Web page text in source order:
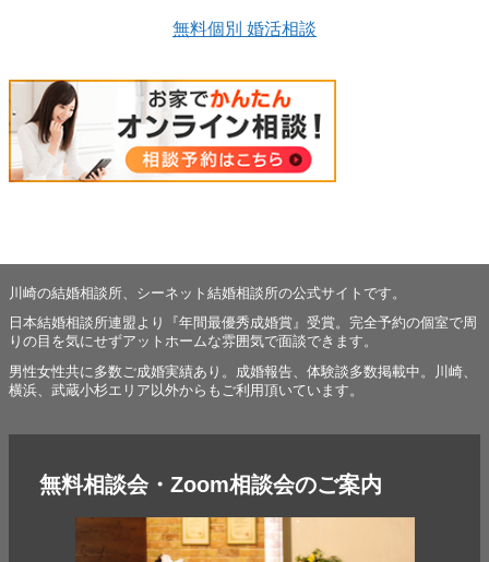
無料個別 婚活相談
川崎の結婚相談所、シーネット結婚相談所の公式サイトです。
日本結婚相談所連盟より『年間最優秀成婚賞』受賞。完全予約の個室で周
りの目を気にせずアットホームな雰囲気で面談できます。
男性女性共に多数ご成婚実績あり。成婚報告、体験談多数掲載中。川崎、
横浜、武蔵小杉エリア以外からもご利用頂いています。
無料相談会・Zoom相談会のご案内